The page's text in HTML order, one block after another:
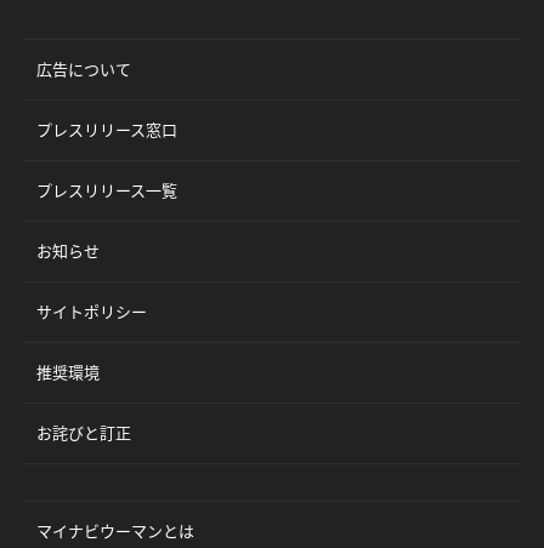
広告について
プレスリリース窓口
プレスリリース一覧
お知らせ
サイトポリシー
推奨環境
お詫びと訂正
マイナビウーマンとは